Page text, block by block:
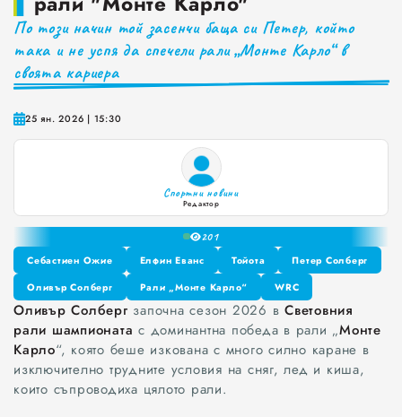
Краставиците са 95% вода. Предлагат ли някакви хранителни ползи?
Как да постъпваме с близките, които не ни ценят
По този начин той засенчи баща си Петер, който
така и не успя да спечели рали „Монте Карло“ в
своята кариера
25 ян. 2026 | 15:30
Спортни новини
Редактор
20
0
1
2
3
4
5
6
7
8
9
Себастиен Ожие
Себастиен Ожие
Елфин Еванс
Елфин Еванс
Тойота
Тойота
Петер Солберг
Петер Солберг
Оливър Солберг
Оливър Солберг
Рали „Монте Карло“
Рали „Монте Карло“
WRC
WRC
Оливър Солберг започна сезон 2026 в Световния
рали шампионата с доминантна победа в рали „Монте
Карло“, която беше изкована с много силно каране в
изключително трудните условия на сняг, лед и киша,
които съпроводиха цялото рали.